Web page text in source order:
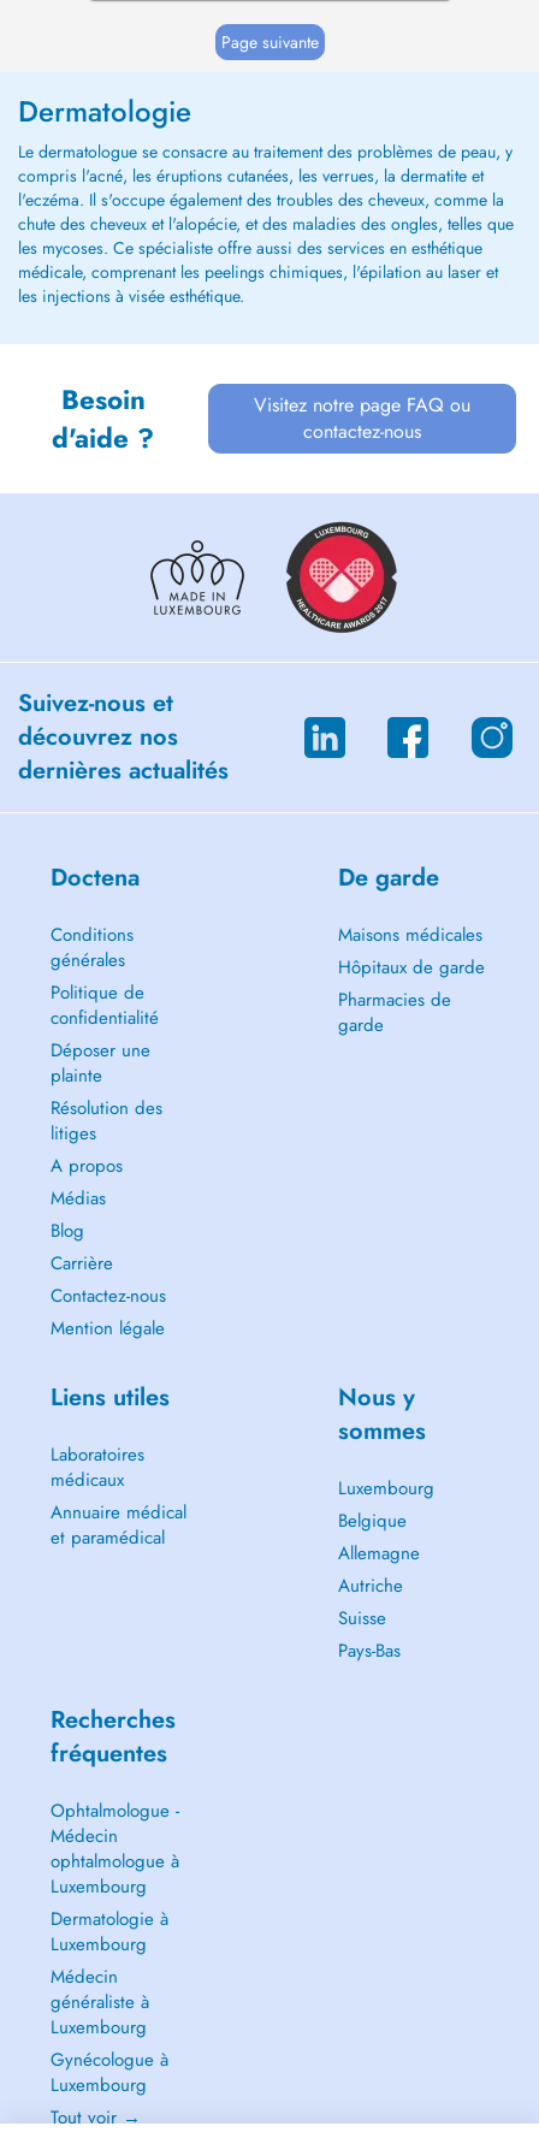
Page suivante
Dermatologie
Le dermatologue se consacre au traitement des problèmes de peau, y
compris l'acné, les éruptions cutanées, les verrues, la dermatite et
l'eczéma. Il s'occupe également des troubles des cheveux, comme la
chute des cheveux et l'alopécie, et des maladies des ongles, telles que
les mycoses. Ce spécialiste offre aussi des services en esthétique
médicale, comprenant les peelings chimiques, l'épilation au laser et
les injections à visée esthétique.
Besoin
d'aide ?
Visitez notre page FAQ ou
contactez-nous
Suivez-nous et
découvrez nos
dernières actualités
Doctena
Conditions
générales
Politique de
confidentialité
Déposer une
plainte
Résolution des
litiges
A propos
Médias
Blog
Carrière
Contactez-nous
Mention légale
De garde
Maisons médicales
Hôpitaux de garde
Pharmacies de
garde
Liens utiles
Laboratoires
médicaux
Annuaire médical
et paramédical
Nous y
sommes
Luxembourg
Belgique
Allemagne
Autriche
Suisse
Pays-Bas
Recherches
fréquentes
Ophtalmologue -
Médecin
ophtalmologue à
Luxembourg
Dermatologie à
Luxembourg
Médecin
généraliste à
Luxembourg
Gynécologue à
Luxembourg
Tout voir →